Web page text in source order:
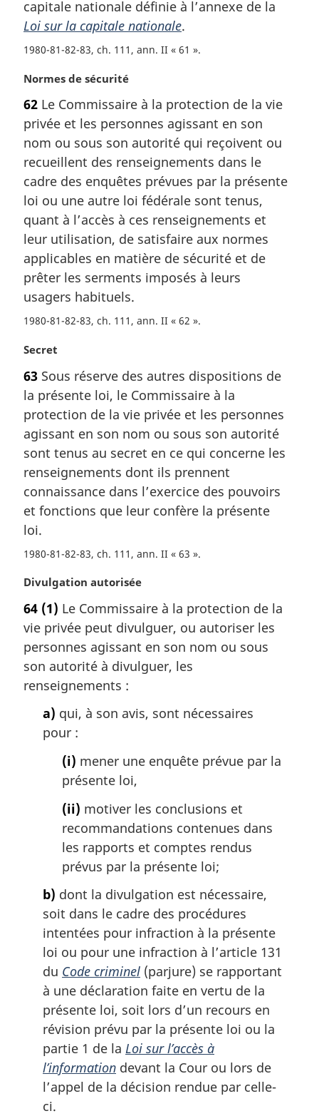
m
a
r
g
n
a
l
e
:
capitale nationale définie à l’annexe de la
Loi sur la capitale nationale.
1980-81-82-83, ch. 111, ann. II « 61 »
N
t
e
m
a
g
i
n
a
e
:
Normes de sécurité
62 Le Commissaire à la protection de la vie
privée et les personnes agissant en son
nom ou sous son autorité qui reçoivent ou
recueillent des renseignements dans le
cadre des enquêtes prévues par la présente
loi ou une autre loi fédérale sont tenus,
quant à l’accès à ces renseignements et
leur utilisation, de satisfaire aux normes
applicables en matière de sécurité et de
prêter les serments imposés à leurs
usagers habituels.
1980-81-82-83, ch. 111, ann. II « 62 »
N
t
e
m
a
g
i
n
a
l
e
:
Secret
63 Sous réserve des autres dispositions de
la présente loi, le Commissaire à la
protection de la vie privée et les personnes
agissant en son nom ou sous son autorité
sont tenus au secret en ce qui concerne les
renseignements dont ils prennent
connaissance dans l’exercice des pouvoirs
et fonctions que leur confère la présente
loi.
1980-81-82-83, ch. 111, ann. II « 63 »
N
t
e
m
a
g
Divulgation autorisée
64 (1) Le Commissaire à la protection de la
vie privée peut divulguer, ou autoriser les
personnes agissant en son nom ou sous
son autorité à divulguer, les
renseignements :
a) qui, à son avis, sont nécessaires
pour :
(i) mener une enquête prévue par la
présente loi,
(ii) motiver les conclusions et
recommandations contenues dans
les rapports et comptes rendus
prévus par la présente loi;
b) dont la divulgation est nécessaire,
soit dans le cadre des procédures
intentées pour infraction à la présente
loi ou pour une infraction à l’article 131
du Code criminel (parjure) se rapportant
à une déclaration faite en vertu de la
présente loi, soit lors d’un recours en
révision prévu par la présente loi ou la
partie 1 de la Loi sur l’accès à
l’information devant la Cour ou lors de
l’appel de la décision rendue par celle-
ci.